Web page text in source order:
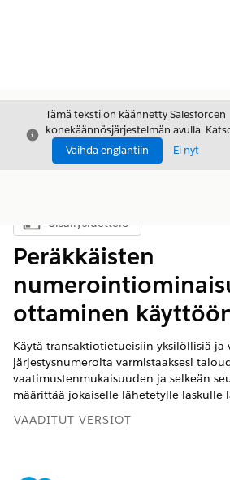
Sulje
Tämä teksti on käännetty Salesforcen
konekäännösjärjestelmän avulla.
Vaihda englantiin
Ei nyt
Näytä sisällysluettelo
Sisällysluettelo
Peräkkäisten
ottaminen
Käytä transaktiotietueisiin yksilöllisiä
järjestysnumeroita varmistaaksesi
vaatimustenmukaisuuden ja selkeän
määrittää jokaiselle lähetetylle laskulle
VAADITUT VERSIOT